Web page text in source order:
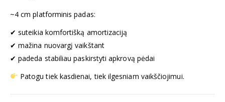
~4 cm platforminis padas:
✔ suteikia komfortišką amortizaciją
✔ mažina nuovargį vaikštant
✔ padeda stabiliau paskirstyti apkrovą pėdai
Patogu tiek kasdienai, tiek ilgesniam vaikščiojimui.